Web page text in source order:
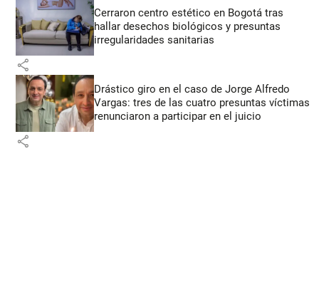
Cerraron centro estético en Bogotá tras
hallar desechos biológicos y presuntas
irregularidades sanitarias
share
Drástico giro en el caso de Jorge Alfredo
Vargas: tres de las cuatro presuntas víctimas
renunciaron a participar en el juicio
share